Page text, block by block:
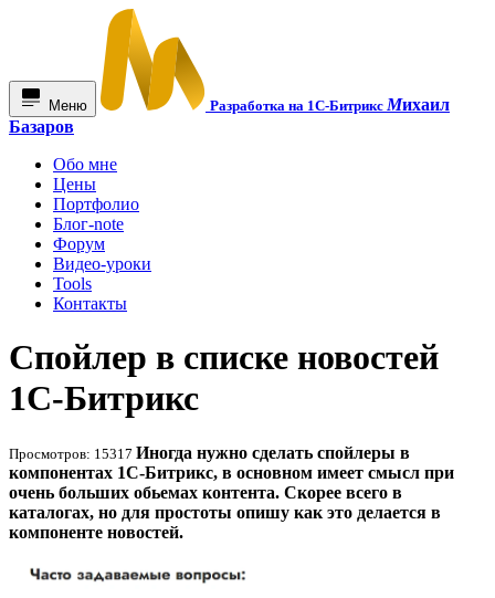
Меню Разработка на 1С-БитриксМихаил
Базаров
Обо мне
Цены
Портфолио
Блог-note
Форум
Видео-уроки
Tools
Контакты
Спойлер в списке новостей
1С-Битрикс
Просмотров: 15317 Иногда нужно сделать спойлеры в
компонентах 1C-Битрикс, в основном имеет смысл при
очень больших обьемах контента. Скорее всего в
каталогах, но для простоты опишу как это делается в
компоненте новостей.